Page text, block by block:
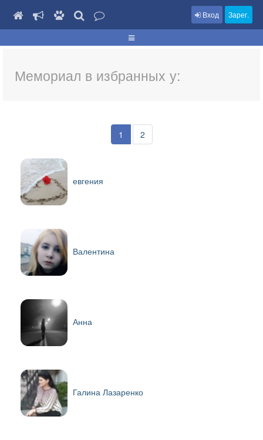
Вход Зарег.
Мемориал в избранных у:
1 2
евгения
Валентина
Анна
Галина Лазаренко